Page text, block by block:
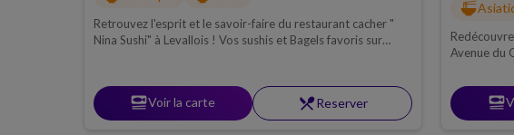
Retrouvez l'esprit et le savoir-faire du restaurant cacher "
Nina Sushi" à Levallois ! Vos sushis et Bagels favoris sur
set_mealVoir la carte restaurant_menuReserver
ramen_dining
Avenue du
set_meal